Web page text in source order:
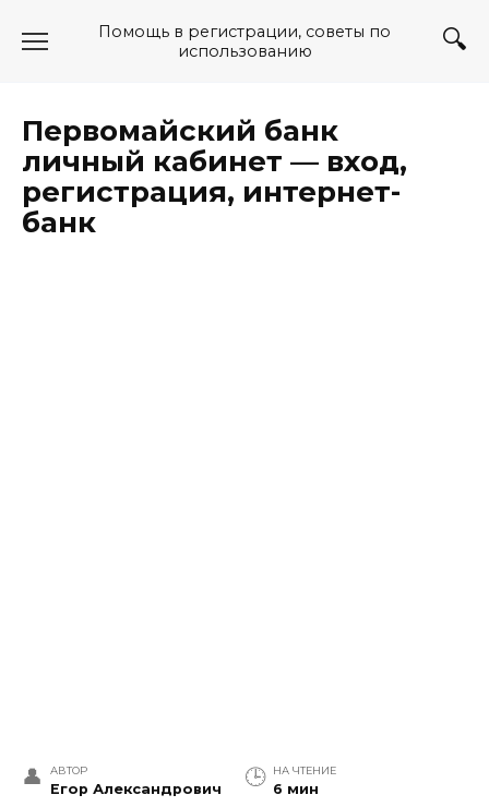
Помощь в регистрации, советы по
использованию
Первомайский банк
личный кабинет — вход,
регистрация, интернет-
банк
АВТОР
Егор Александрович
НА ЧТЕНИЕ
6 мин